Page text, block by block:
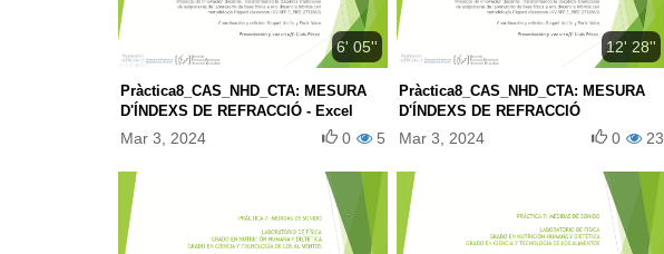
6' 05''
Pràctica8_CAS_NHD_CTA: MESURA
D'ÍNDEXS DE REFRACCIÓ - Excel
Mar 3, 2024 5
0
12' 28''
Pràctica8_CAS_NHD_CTA: MESURA
D'ÍNDEXS DE REFRACCIÓ
Mar 3, 2024 23
0